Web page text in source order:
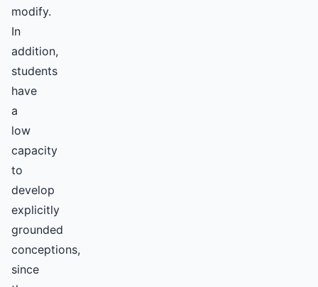
modify.
In
addition,
students
have
a
low
capacity
to
develop
explicitly
grounded
conceptions,
since